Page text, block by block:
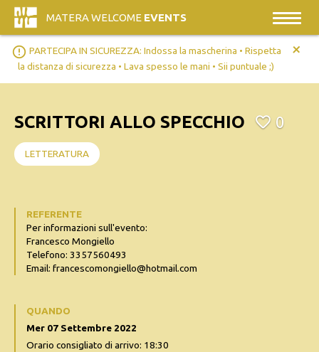
MATERA WELCOME EVENTS
error_outline PARTECIPA IN SICUREZZA: Indossa la mascherina • Rispetta
la distanza di sicurezza • Lava spesso le mani • Sii puntuale ;)
+
SCRITTORI ALLO SPECCHIO 0
LETTERATURA
REFERENTE
Per informazioni sull'evento:
Francesco Mongiello
Telefono: 3357560493
Email: francescomongiello@hotmail.com
QUANDO
Mer 07 Settembre 2022
Orario consigliato di arrivo: 18:30